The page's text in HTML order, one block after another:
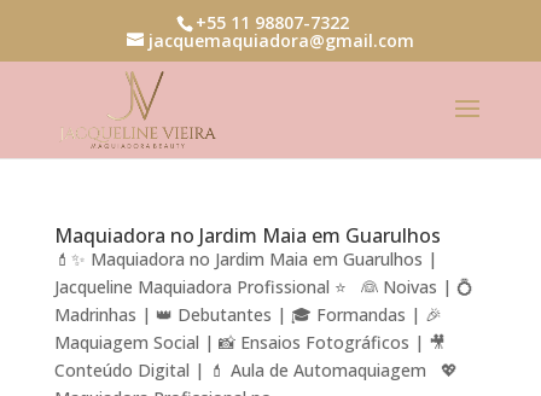
+55 11 98807-7322
jacquemaquiadora@gmail.com
Maquiadora no Jardim Maia em Guarulhos
💄✨ Maquiadora no Jardim Maia em Guarulhos |
Jacqueline Maquiadora Profissional ⭐ 👰 Noivas | 💍
Madrinhas | 👑 Debutantes | 🎓 Formandas | 🎉
Maquiagem Social | 📸 Ensaios Fotográficos | 🎥
Conteúdo Digital | 💄 Aula de Automaquiagem 💖